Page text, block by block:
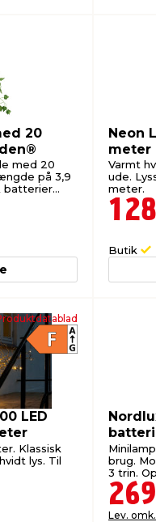
20
med 20
på 3,9
batterier
Neon
meter
Varmt
ude.
meter.
Butik
LED
Klassisk
lys. Til
brug.
3 trin.
Lev.